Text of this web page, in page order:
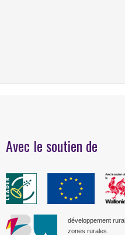
Avec le soutien de
développement
zones rurales.